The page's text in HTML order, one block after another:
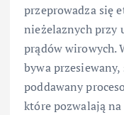
przeprowadza się
nieżelaznych przy
prądów wirowych.
bywa
poddawany
które pozwalają